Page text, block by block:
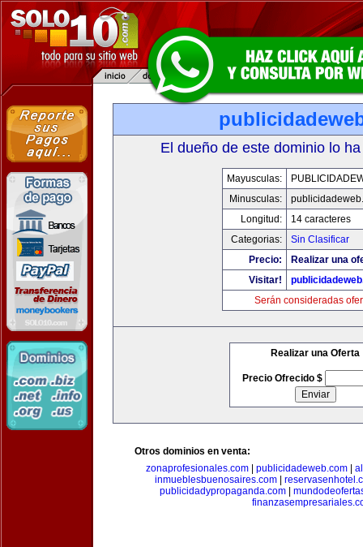
El dueño de este dominio lo
Mayusculas:
Minusculas:
Longitud:
14 caracteres
Categorias:
Sin Clasificar
Precio:
Realizar una
Visitar!
Serán consideradas
Realizar una Oferta
Precio Ofrecido $
Otros dominios en venta:
zonaprofesionales.com| publicidadeweb.com|
inmueblesbuenosaires.com|
publicidadypropaganda.com|